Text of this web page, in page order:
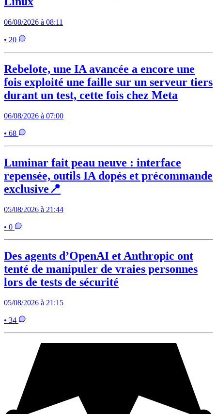
06/08/2026 à 08:11
• 20
Rebelote, une IA avancée a encore une
fois exploité une faille sur un serveur tiers
durant un test, cette fois chez Meta
06/08/2026 à 07:00
• 68
Luminar fait peau neuve : interface
repensée, outils IA dopés et précommande
exclusive📍
05/08/2026 à 21:44
• 0
Des agents d’OpenAI et Anthropic ont
tenté de manipuler de vraies personnes
lors de tests de sécurité
05/08/2026 à 21:15
• 34